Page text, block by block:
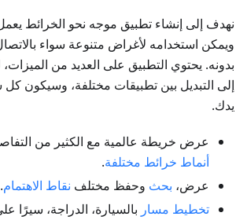
نهدف إلى إنشاء تطبيق موجه نحو الخرائط
ويمكن استخدامه لأغراض متنوعة سواء بالاتصال
بدونه. يحتوي التطبيق على العديد من
إلى التبديل بين تطبيقات مختلفة، وسيكون
يدك.
عرض خريطة عالمية مع الكثير من
أنماط خرائط مختلفة.
عرض، بحث وحفظ مختلف نقاط الاهتمام.
تخطيط مسار بالسيارة، الدراجة، سيرًا